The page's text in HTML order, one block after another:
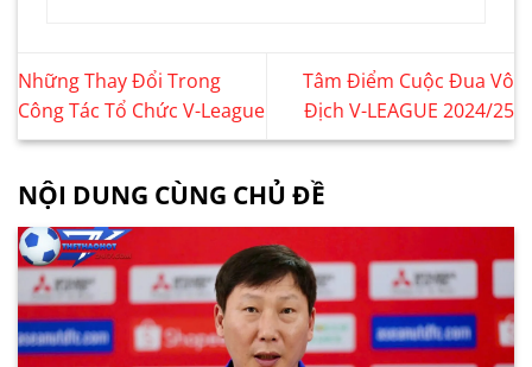
Những Thay Đổi Trong
Công Tác Tổ Chức V-League
Tâm Điểm Cuộc Đua Vô
Địch V-LEAGUE 2024/25
NỘI DUNG CÙNG CHỦ ĐỀ